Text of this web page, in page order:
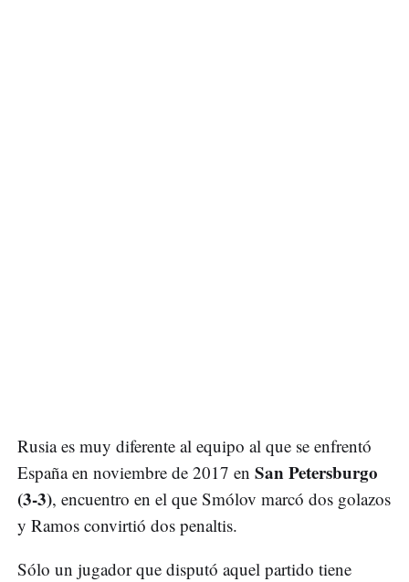
Rusia es muy diferente al equipo al que se enfrentó
España en noviembre de 2017 en San Petersburgo
(3-3), encuentro en el que Smólov marcó dos golazos
y Ramos convirtió dos penaltis.
Sólo un jugador que disputó aquel partido tiene